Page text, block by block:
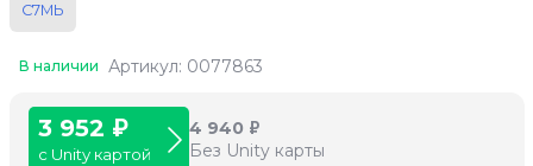
С7МЬ
В наличии Артикул: 0077863
3 952 ₽
с Unity картой
4 940 ₽
Без Unity карты